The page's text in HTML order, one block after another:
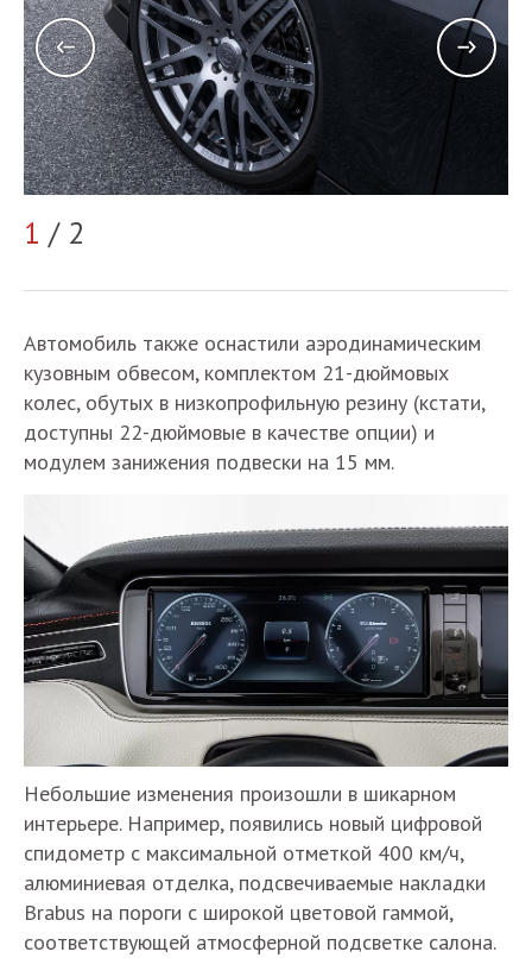
1 / 2
Автомобиль также оснастили аэродинамическим
кузовным обвесом, комплектом 21-дюймовых
колес, обутых в низкопрофильную резину (кстати,
доступны 22-дюймовые в качестве опции) и
модулем занижения подвески на 15 мм.
Небольшие изменения произошли в шикарном
интерьере. Например, появились новый цифровой
спидометр с максимальной отметкой 400 км/ч,
алюминиевая отделка, подсвечиваемые накладки
Brabus на пороги с широкой цветовой гаммой,
соответствующей атмосферной подсветке салона.